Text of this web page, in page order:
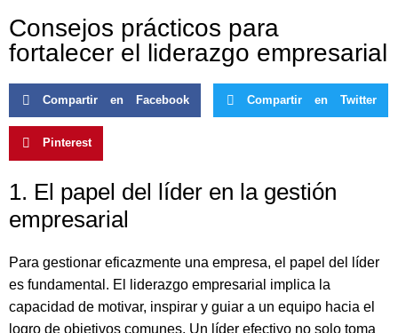
Consejos prácticos para
fortalecer el liderazgo empresarial
Compartir en Facebook Compartir en Twitter
Pinterest
1. El papel del líder en la gestión
empresarial
Para gestionar eficazmente una empresa, el papel del líder
es fundamental. El liderazgo empresarial implica la
capacidad de motivar, inspirar y guiar a un equipo hacia el
logro de objetivos comunes. Un líder efectivo no solo toma